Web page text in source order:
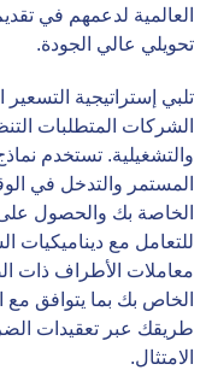
العالمية لدعمهم في
تحويلي عالي الجودة.
تلبي إستراتيجية
الشركات المتطلبات
والتشغيلية. تستخدم
المستمر والتدخل في
الخاصة بك والحصول على
للتعامل مع ديناميكيات
معاملات الأطراف ذات
الخاص بك بما يتوافق مع
طريقك عبر تعقيدات
الامتثال.